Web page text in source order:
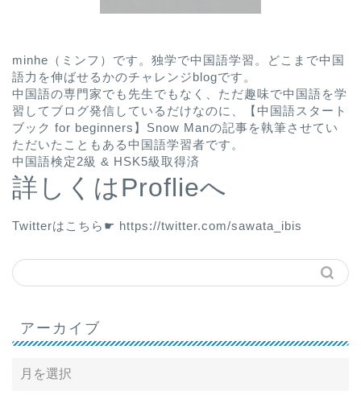
minhe（ミンフ）です。独学で中国語学習。どこまで中国
語力を伸ばせるかのチャレンジblogです。
中国語の専門家でも先生でもなく、ただ趣味で中国語を学
習してブログ発信しているだけなのに、
【中国語スタート
ブック for beginners】Snow Manの記事を執筆させてい
ただいたこともある中国語学習者です。
中国語検定2級 & HSK5級取得済
詳しくはProflieへ
Twitterはこちら☛ https://twitter.com/sawata_ibis
アーカイブ